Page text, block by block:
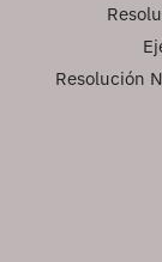
Resolución